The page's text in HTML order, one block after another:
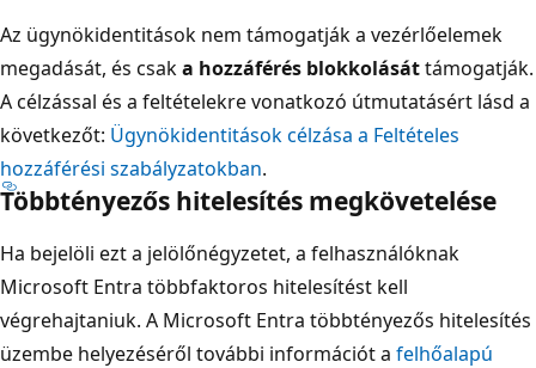
Az ügynökidentitások nem támogatják a vezérlőelemek
megadását, és csaka hozzáférés blokkolásáttámogatják.
A célzással és a feltételekre vonatkozó útmutatásért lásd a
következőt: Ügynökidentitások célzása a Feltételes
hozzáférési szabályzatokban.
Többtényezős hitelesítés megkövetelése
Ha bejelöli ezt a jelölőnégyzetet, a felhasználóknak
Microsoft Entra többfaktoros hitelesítést kell
végrehajtaniuk. A Microsoft Entra többtényezős hitelesítés
üzembe helyezéséről további információt a felhőalapú